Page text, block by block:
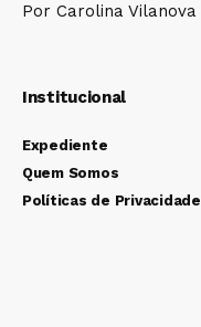
Por Carolina Vilanova
Institucional
Expediente
Quem Somos
Políticas de Privacidade